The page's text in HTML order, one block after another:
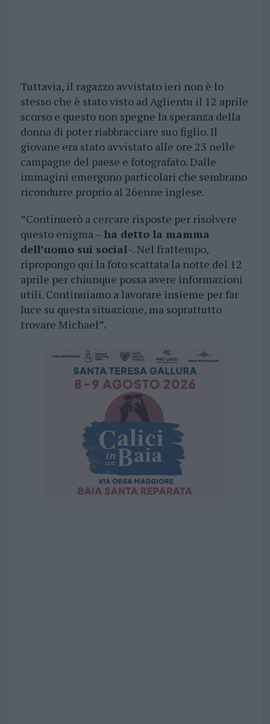
Tuttavia, il ragazzo avvistato ieri non è lo
stesso che è stato visto ad Aglientu il 12 aprile
scorso e questo non spegne la speranza della
donna di poter riabbracciare suo figlio. Il
giovane era stato avvistato alle ore 23 nelle
campagne del paese e fotografato. Dalle
immagini emergono particolari che sembrano
ricondurre proprio al 26enne inglese.
”Continuerò a cercare risposte per risolvere
questo enigma – ha detto la mamma
dell’uomo sui social-. Nel frattempo,
ripropongo qui la foto scattata la notte del 12
aprile per chiunque possa avere informazioni
utili. Continuiamo a lavorare insieme per far
luce su questa situazione, ma soprattutto
trovare Michael”.